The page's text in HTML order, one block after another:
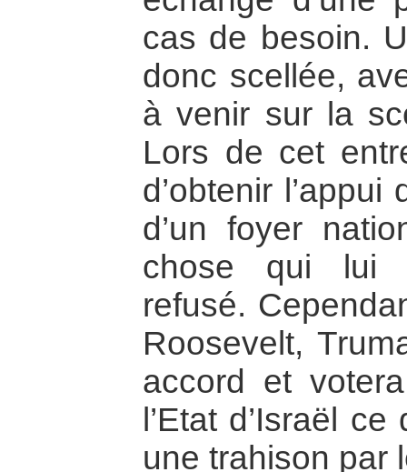
cas de besoin.
donc scellée,
à venir sur la
Lors de cet
d’obtenir
d’un foyer
chose qui lui
refusé.
Roosevelt,
accord et
l’Etat d’Israël
une trahison par